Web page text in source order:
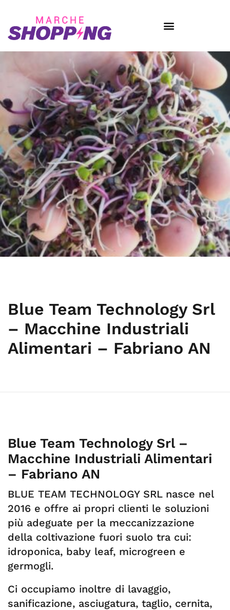
Blue Team Technology Srl
– Macchine Industriali
Alimentari – Fabriano AN
Blue Team Technology Srl –
Macchine Industriali Alimentari
– Fabriano AN
BLUE TEAM TECHNOLOGY SRL nasce nel
2016 e offre ai propri clienti le soluzioni
più adeguate per la meccanizzazione
della coltivazione fuori suolo tra cui:
idroponica, baby leaf, microgreen e
germogli.
Ci occupiamo inoltre di lavaggio,
sanificazione, asciugatura, taglio, cernita,